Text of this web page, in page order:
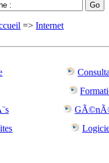
=>Internet